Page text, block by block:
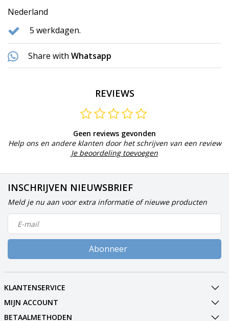
Nederland
5 werkdagen.
Share with Whatsapp
REVIEWS
Geen reviews gevonden
Help ons en andere klanten door het schrijven van een review
Je beoordeling toevoegen
INSCHRIJVEN NIEUWSBRIEF
Meld je nu aan voor extra informatie of nieuwe producten
Abonneer
KLANTENSERVICE
MIJN ACCOUNT
BETAALMETHODEN